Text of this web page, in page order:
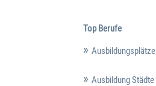
Top Berufe
Ausbildungsplätze
Ausbildung Städte